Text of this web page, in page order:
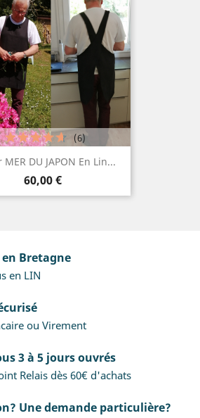
DU JAPON En Lin...
Prix
60,00 €
(6)
Bretagne
en LIN
ou Virement
3 à 5 jours ouvrés
Relais dès 60€ d'achats
Une demande particulière?